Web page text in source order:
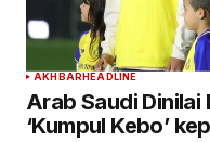
AKHBARHEADLINE
Arab Saudi
‘Kumpul Kebo’